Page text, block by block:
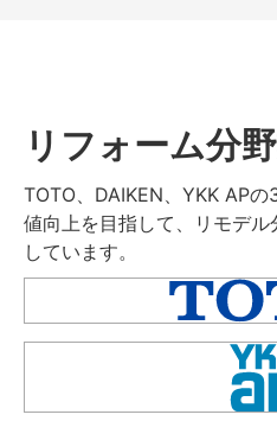
リフォーム分
TOTO、DAIKEN、YKK AP
値向上を目指して、リモデ
しています。